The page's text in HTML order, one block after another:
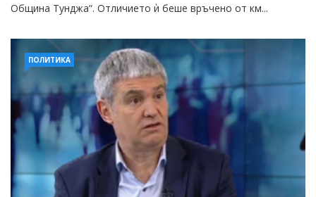
Община Тунджа“. Отличието ѝ беше връчено от км...
ПОЛИТИКА